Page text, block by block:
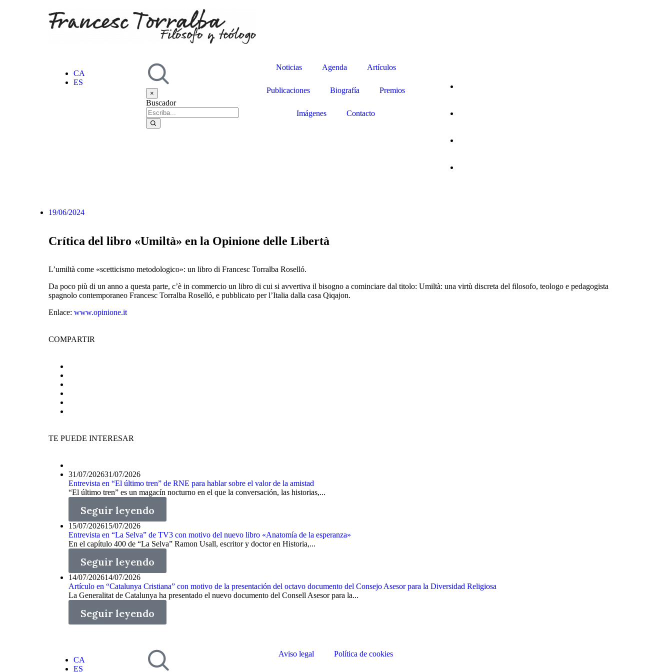
CA
ES
×
Buscador
Noticias Agenda Artículos
Publicaciones Biografía Premios
Imágenes Contacto
19/06/2024
Crítica del libro «Umiltà» en la Opinione delle Libertà
L’umiltà come «scetticismo metodologico»: un libro di Francesc Torralba Roselló.
Da poco più di un anno a questa parte, c’è in commercio un libro di cui si avvertiva il bisogno a cominciare dal titolo: Umiltà: una virtù discreta del filosofo, teologo e pedagogista
spagnolo contemporaneo Francesc Torralba Roselló, e pubblicato per l’Italia dalla casa Qiqajon.
Enlace: www.opinione.it
COMPARTIR
TE PUEDE INTERESAR
31/07/202631/07/2026
Entrevista en “El último tren” de RNE para hablar sobre el valor de la amistad
“El último tren” es un magacín nocturno en el que la conversación, las historias,...
Seguir leyendo
15/07/202615/07/2026
Entrevista en “La Selva” de TV3 con motivo del nuevo libro «Anatomía de la esperanza»
En el capítulo 400 de “La Selva” Ramon Usall, escritor y doctor en Historia,...
Seguir leyendo
14/07/202614/07/2026
Artículo en “Catalunya Cristiana” con motivo de la presentación del octavo documento del Consejo Asesor para la Diversidad Religiosa
La Generalitat de Catalunya ha presentado el nuevo documento del Consell Asesor para la...
Seguir leyendo
CA
ES
Aviso legal Política de cookies